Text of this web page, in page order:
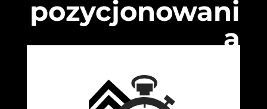
pozycjonowani
a